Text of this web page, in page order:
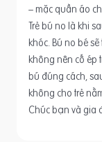
– mặc quần áo
Trẻ bú no là khi
khóc. Bú no bé
không nên cố ép
bú đúng cách,
không cho trẻ
Chúc bạn và gia